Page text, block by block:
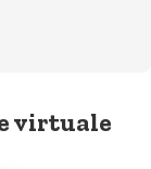
virtuale